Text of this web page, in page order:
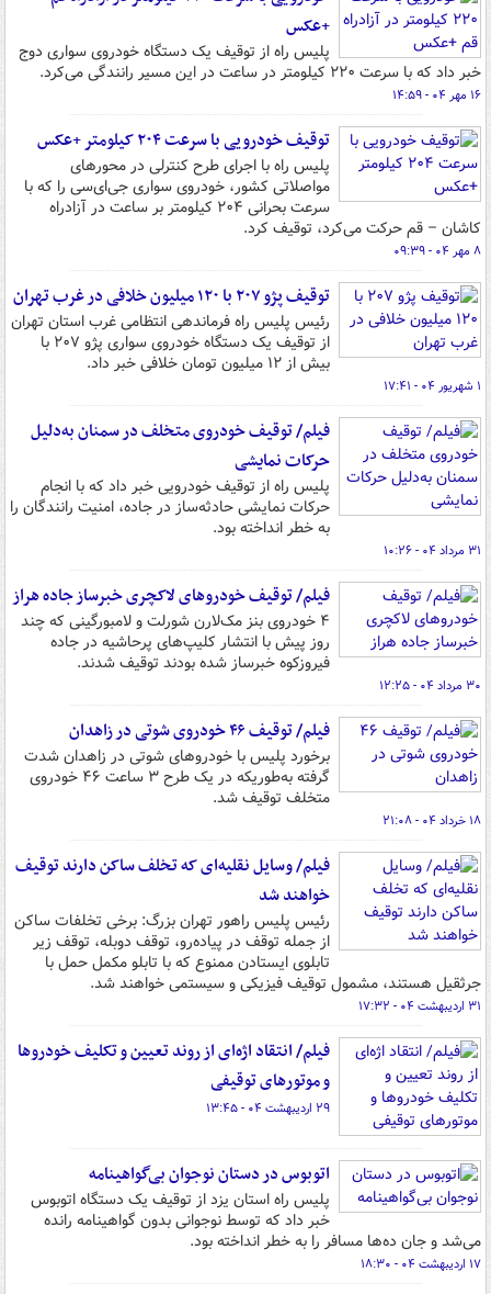
+عکس
پلیس راه از توقیف یک دستگاه خودروی سواری دوج
خبر داد که با سرعت ۲۲۰ کیلومتر در ساعت در این مسیر رانندگی می‌کرد.
۱۶ مهر ۰۴ - ۱۴:۵۹
توقیف خودرویی با سرعت ۲۰۴ کیلومتر +عکس
پلیس راه با اجرای طرح کنترلی در محورهای
مواصلاتی کشور، خودروی سواری جی‌ای‌سی را که با
سرعت بحرانی ۲۰۴ کیلومتر بر ساعت در آزادراه
کاشان – قم حرکت می‌کرد، توقیف کرد.
۸ مهر ۰۴ - ۰۹:۳۹
توقیف پژو ۲۰۷ با ۱۲۰ میلیون خلافی در غرب تهران
رئیس پلیس راه فرماندهی انتظامی غرب استان تهران
از توقیف یک دستگاه خودروی سواری پژو ۲۰۷ با
بیش از ۱۲ میلیون تومان خلافی خبر داد.
۱ شهریور ۰۴ - ۱۷:۴۱
فیلم/ توقیف خودروی متخلف در سمنان به‌دلیل
حرکات نمایشی
پلیس راه از توقیف خودرویی خبر داد که با انجام
حرکات نمایشی حادثه‌ساز در جاده، امنیت رانندگان را
به خطر انداخته بود.
۳۱ مرداد ۰۴ - ۱۰:۲۶
فیلم/ توقیف خودروهای لاکچری خبرساز جاده هراز
۴ خودروی بنز مک‌لارن شورلت و لامبورگینی که چند
روز پیش با انتشار کلیپ‌های پرحاشیه در جاده
فیروزکوه خبرساز شده بودند توقیف شدند.
۳۰ مرداد ۰۴ - ۱۲:۲۵
فیلم/ توقیف ۴۶ خودروی شوتی در زاهدان
برخورد پلیس با خودروهای شوتی در زاهدان شدت
گرفته به‌طوریکه در یک طرح ۳ ساعت ۴۶ خودروی
متخلف توقیف شد.
۱۸ خرداد ۰۴ - ۲۱:۰۸
فیلم/ وسایل نقلیه‌ای که تخلف ساکن دارند توقیف
خواهند شد
رئیس پلیس راهور تهران بزرگ: برخی تخلفات ساکن
از جمله توقف در پیاده‌رو، توقف دوبله، توقف زیر
تابلوی ایستادن ممنوع که با تابلو مکمل حمل با
جرثقیل هستند، مشمول توقیف فیزیکی و سیستمی خواهند شد.
۳۱ اردیبهشت ۰۴ - ۱۷:۳۲
فیلم/ انتقاد اژه‌ای از روند تعیین و تکلیف خودروها
و موتورهای توقیفی
۲۹ اردیبهشت ۰۴ - ۱۳:۴۵
اتوبوس در دستان نوجوان بی‌گواهینامه
پلیس راه استان یزد از توقیف یک دستگاه اتوبوس
خبر داد که توسط نوجوانی بدون گواهینامه رانده
می‌شد و جان ده‌ها مسافر را به خطر انداخته بود.
۱۷ اردیبهشت ۰۴ - ۱۸:۳۰